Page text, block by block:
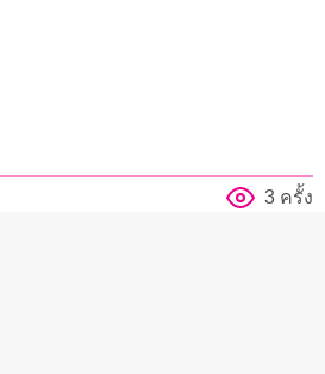
3 ครั้ง